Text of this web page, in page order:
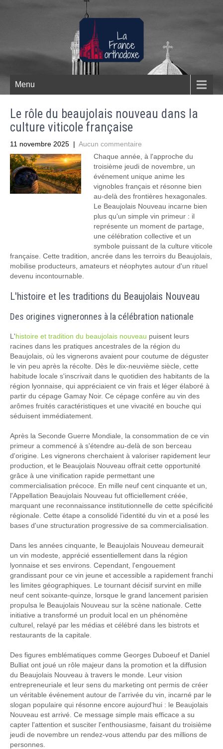
Menu
Le rôle du beaujolais nouveau dans la
culture viticole française
11 novembre 2025 | Aucun commentaire
Chaque année, à l'approche du
troisième jeudi de novembre, un
événement unique anime les
vignobles français et résonne bien
au-delà des frontières hexagonales.
Le Beaujolais Nouveau incarne bien
plus qu'un simple vin primeur : il
représente un moment de partage,
une célébration collective et un
symbole puissant de la culture viticole
française. Cette tradition, ancrée dans les terroirs du Beaujolais,
mobilise producteurs, amateurs et néophytes autour d'un rituel
devenu incontournable.
L'histoire et les traditions du Beaujolais Nouveau
Des origines vigneronnes à la célébration nationale
L'histoire et tradition du beaujolais nouveau puisent leurs
racines dans les pratiques ancestrales de la région du
Beaujolais, où les vignerons avaient pour coutume de déguster
le vin peu après la récolte. Dès le dix-neuvième siècle, cette
habitude locale s'inscrivait dans le quotidien des habitants de la
région lyonnaise, qui appréciaient ce vin frais et léger élaboré à
partir du cépage Gamay Noir. Ce cépage confère au vin des
arômes fruités caractéristiques et une vivacité en bouche qui
séduisent immédiatement.
Après la Seconde Guerre Mondiale, la consommation de ce vin
primeur a commencé à s'étendre au-delà de son berceau
d'origine. Les vignerons cherchaient à valoriser rapidement leur
production, et le Beaujolais Nouveau offrait cette opportunité
grâce à une vinification rapide permettant une
commercialisation précoce. En mille neuf cent cinquante et un,
l'Appellation Beaujolais Nouveau fut officiellement créée,
marquant une reconnaissance institutionnelle de cette spécificité
régionale. Cette étape a consolidé l'identité du vin et a posé les
bases d'une structuration progressive de sa commercialisation.
Dans les années cinquante, le Beaujolais Nouveau demeurait
un vin modeste, apprécié essentiellement dans la région
lyonnaise et ses environs. Cependant, l'engouement
grandissant pour ce vin jeune et accessible a rapidement franchi
les limites géographiques. Le tournant décisif survint en mille
neuf cent soixante-quinze, lorsque le grand lancement parisien
propulsa le Beaujolais Nouveau sur la scène nationale. Cette
initiative a transformé un produit local en un phénomène
culturel, relayé par les médias et célébré dans les bistrots et
restaurants de la capitale.
Des figures emblématiques comme Georges Duboeuf et Daniel
Bulliat ont joué un rôle majeur dans la promotion et la diffusion
du Beaujolais Nouveau à travers le monde. Leur vision
entrepreneuriale et leur sens du marketing ont permis de créer
un véritable événement autour de l'arrivée du vin, incarné par le
slogan populaire qui résonne encore aujourd'hui : le Beaujolais
Nouveau est arrivé. Ce message simple mais efficace a su
capter l'attention et susciter l'enthousiasme, faisant du troisième
jeudi de novembre un rendez-vous attendu par des millions de
personnes.